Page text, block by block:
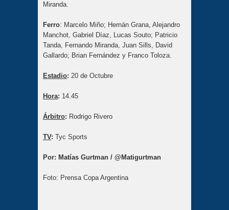
Miranda.
Ferro: Marcelo Miño; Hernán Grana, Alejandro
Manchot, Gabriel Díaz, Lucas Souto; Patricio
Tanda, Fernando Miranda, Juan Sills, David
Gallardo; Brian Fernández y Franco Toloza.
Estadio: 20 de Octubre
Hora: 14.45
Árbitro: Rodrigo Rivero
TV: Tyc Sports
Por: Matías Gurtman / @Matigurtman
Foto: Prensa Copa Argentina